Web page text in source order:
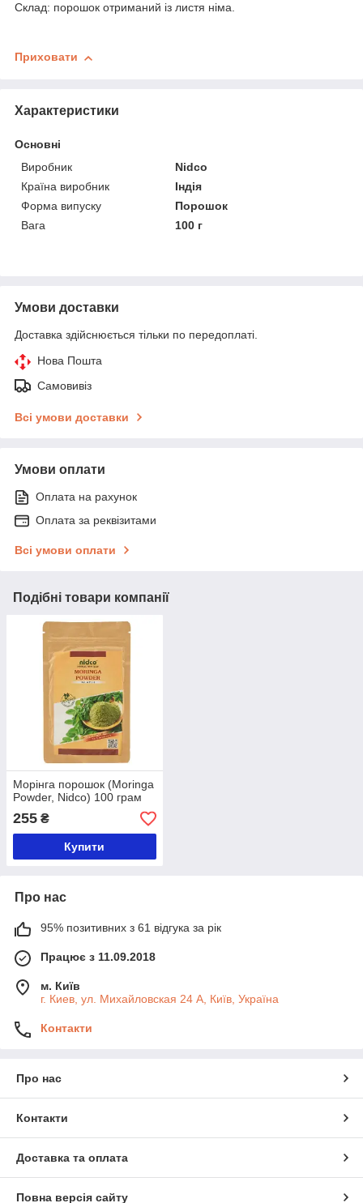
Склад: порошок отриманий із листя німа.
Приховати
Характеристики
Основні
Виробник
Nidco
Країна виробник
Індія
Форма випуску
Порошок
Вага
100 г
Умови доставки
Доставка здійснюється тільки по передоплаті.
Нова Пошта
Самовивіз
Всі умови доставки
Умови оплати
Оплата на рахунок
Оплата за реквізитами
Всі умови оплати
Подібні товари компанії
Морінга порошок (Moringa
Powder, Nidco) 100 грам
255 ₴
Купити
Про нас
95% позитивних з 61 відгука за рік
Працює з 11.09.2018
м. Київ
г. Киев, ул. Михайловская 24 А, Київ, Україна
Контакти
Про нас
Контакти
Доставка та оплата
Повна версія сайту